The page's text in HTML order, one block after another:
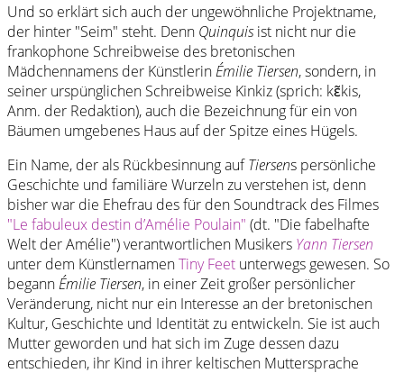
Und so erklärt sich auch der ungewöhnliche Projektname,
der hinter "Seim" steht. Denn Quinquisist nicht nur die
frankophone Schreibweise des bretonischen
Mädchennamens der KünstlerinÉmilie Tiersen, sondern, in
seiner urspünglichen Schreibweise Kinkiz (sprich: kɛ̃kis,
Anm. der Redaktion), auch die Bezeichnung für ein von
Bäumen umgebenes Haus auf der Spitze eines Hügels.
Ein Name, der als Rückbesinnung aufTiersens persönliche
Geschichte und familiäre Wurzeln zu verstehen ist, denn
bisher war die Ehefrau des für den Soundtrack des Filmes
"Le fabuleux destin d’Amélie Poulain" (dt. "Die fabelhafte
Welt der Amélie") verantwortlichen Musikers Yann Tiersen
unter dem KünstlernamenTiny Feet unterwegs gewesen. So
begannÉmilie Tiersen, in einer Zeit großer persönlicher
Veränderung, nicht nur ein Interesse an der bretonischen
Kultur, Geschichte und Identität zu entwickeln. Sie ist auch
Mutter geworden und hat sich im Zuge dessen dazu
entschieden, ihr Kind in ihrer keltischen Muttersprache